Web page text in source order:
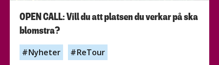
OPEN CALL: Vill du att platsen du verkar på ska
blomstra?
Nyheter
ReTour